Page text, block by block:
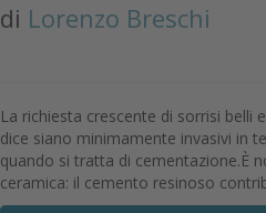
di Lorenzo Breschi
La richiesta crescente di sorrisi belli
dice siano minimamente invasivi in
quando si tratta di cementazione.È
ceramica: il cemento resinoso